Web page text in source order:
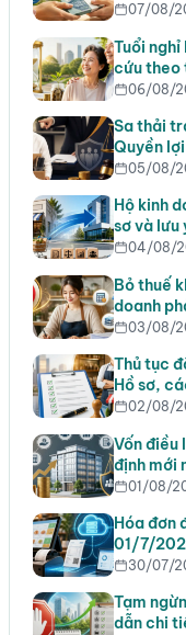
07/08/
Tuổi
cứu theo
06/08/
Sa thải
Quyền
05/08/
Hộ kinh
sơ và lưu
04/08/
Bỏ thuế
doanh
03/08/
Thủ tục
Hồ sơ,
02/08/
Vốn điều
định mới
01/08/
Hóa đơn
01/7/
30/07/
Tạm
dẫn chi